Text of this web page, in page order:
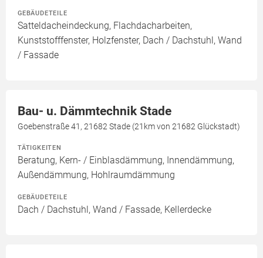
GEBÄUDETEILE
Satteldacheindeckung, Flachdacharbeiten,
Kunststofffenster, Holzfenster, Dach / Dachstuhl, Wand
/ Fassade
Bau- u. Dämmtechnik Stade
Goebenstraße 41, 21682 Stade (21km von 21682 Glückstadt)
TÄTIGKEITEN
Beratung, Kern- / Einblasdämmung, Innendämmung,
Außendämmung, Hohlraumdämmung
GEBÄUDETEILE
Dach / Dachstuhl, Wand / Fassade, Kellerdecke